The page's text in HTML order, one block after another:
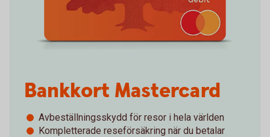
Bankkort Mastercard
Avbeställningsskydd för resor i hela världen
Kompletterade reseförsäkring när du betalar